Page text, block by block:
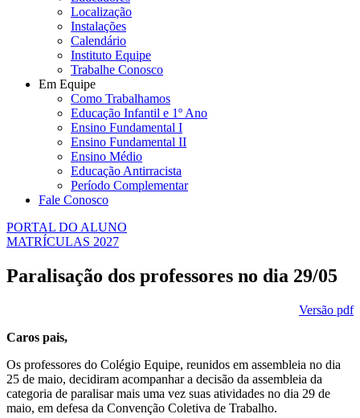
Localização
Instalações
Calendário
Instituto Equipe
Trabalhe Conosco
Em Equipe
Como Trabalhamos
Educação Infantil e 1º Ano
Ensino Fundamental I
Ensino Fundamental II
Ensino Médio
Educação Antirracista
Período Complementar
Fale Conosco
PORTAL DO ALUNO
MATRÍCULAS 2027
Paralisação dos professores no dia 29/05
Versão pdf
Caros pais,
Os professores do Colégio Equipe, reunidos em assembleia no dia
25 de maio, decidiram acompanhar a decisão da assembleia da
categoria de paralisar mais uma vez suas atividades no dia 29 de
maio, em defesa da Convenção Coletiva de Trabalho.